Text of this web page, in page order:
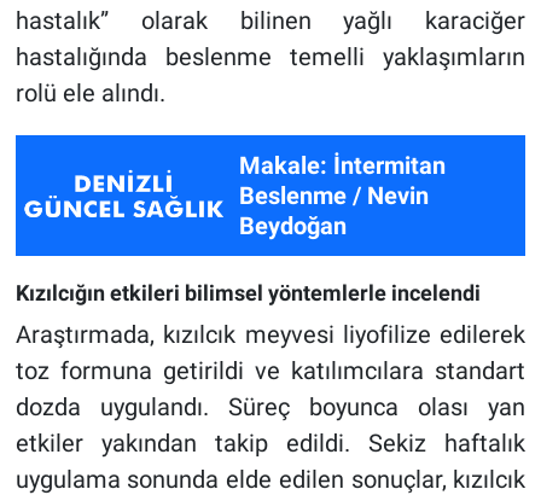
hastalık” olarak bilinen yağlı karaciğer
hastalığında beslenme temelli yaklaşımların
rolü ele alındı.
Makale: İntermitan
Beslenme / Nevin
Beydoğan
Kızılcığın etkileri bilimsel yöntemlerle incelendi
Araştırmada, kızılcık meyvesi liyofilize edilerek
toz formuna getirildi ve katılımcılara standart
dozda uygulandı. Süreç boyunca olası yan
etkiler yakından takip edildi. Sekiz haftalık
uygulama sonunda elde edilen sonuçlar, kızılcık